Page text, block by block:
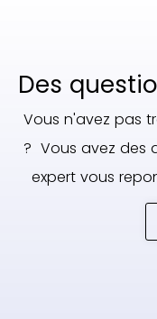
Des
Vous n'avez pas
? Vous avez des
expert vous